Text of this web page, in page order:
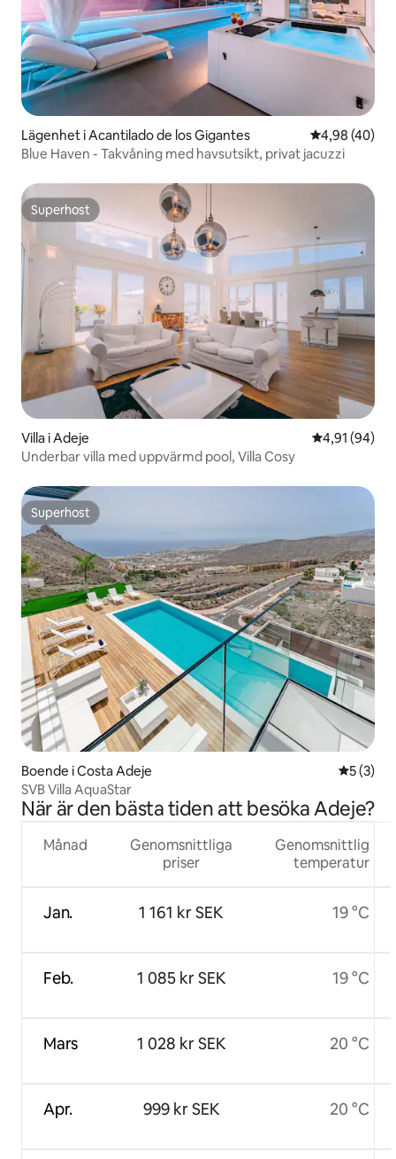
Lägenhet i Acantilado de los Gigantes 4,98 av 5 i
4,98 (40)
Blue Haven - Takvåning med havsutsikt, privat jacuzzi
Superhost
Superhost
Villa i Adeje 4,91 av 5 i
4,91 (94)
Underbar villa med uppvärmd pool, Villa Cosy
Superhost
Superhost
Boende i Costa Adeje 5 av 5 i
5 (3)
SVB Villa AquaStar
När är den bästa tiden att besöka Adeje?
Månad
Jan.
Feb.
Mars
Apr.
Genomsnittliga
priser
1 161 kr SEK
1 085 kr SEK
1 028 kr SEK
999 kr SEK
Genomsnittlig
temperatur
19 °C
19 °C
20 °C
20 °C